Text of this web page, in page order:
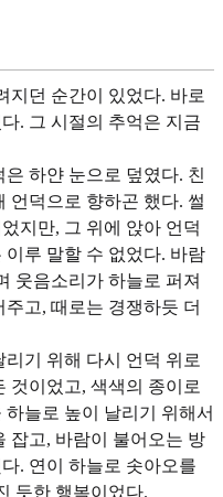
지던 순간이 있었다. 바로
. 그 시절의 추억은 지금
하얀 눈으로 덮였다. 친
언덕으로 향하곤 했다. 썰
지만, 그 위에 앉아 언덕
루 말할 수 없었다. 바람
웃음소리가 하늘로 퍼져
고, 때로는 경쟁하듯 더
기 위해 다시 언덕 위로
것이었고, 색색의 종이로
늘로 높이 날리기 위해서
잡고, 바람이 불어오는 방
. 연이 하늘로 솟아오를
듯한 행복이었다.